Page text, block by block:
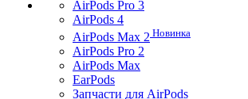
AirPods Pro 3
AirPods 4
AirPods Max 2 Новинка
AirPods Pro 2
AirPods Max
EarPods
Запчасти для AirPods